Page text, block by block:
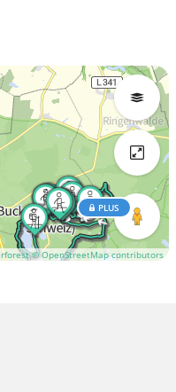
© OpenStreetMap contributors
PLUS